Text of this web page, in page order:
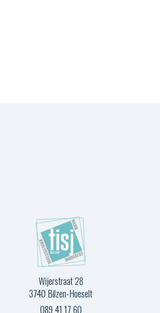
Wijerstraat 28
3740 Bilzen-Hoeselt
089 41 17 60